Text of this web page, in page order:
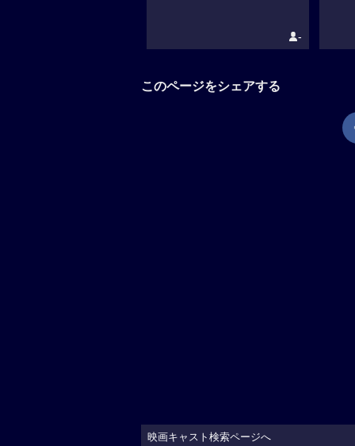
-
このページをシェアする
映画キャスト検索ページへ